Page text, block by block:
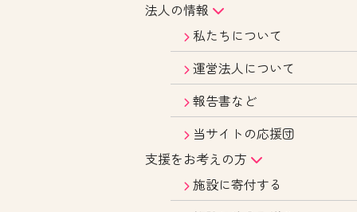
法人の情報
私たちについて
運営法人について
報告書など
当サイトの応援団
支援をお考えの方
施設に寄付する